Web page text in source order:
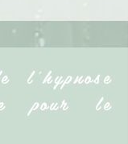
l'hypnose
pour le